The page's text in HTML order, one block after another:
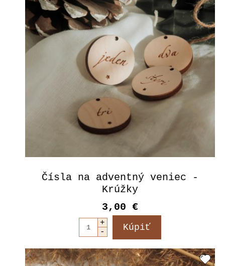
Čísla na adventný veniec -
Krúžky
3,00 €